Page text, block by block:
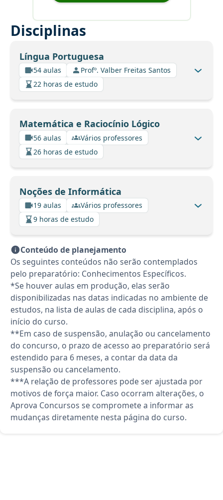
Disciplinas
Língua Portuguesa
54 aulas
Profº. Valber Freitas Santos
22 horas de estudo
Matemática e Raciocínio Lógico
56 aulas
Vários professores
26 horas de estudo
Noções de Informática
19 aulas
Vários professores
9 horas de estudo
Conteúdo de planejamento
Os seguintes conteúdos não serão contemplados
pelo preparatório: Conhecimentos Específicos.
*Se houver aulas em produção, elas serão
disponibilizadas nas datas indicadas no ambiente de
estudos, na lista de aulas de cada disciplina, após o
início do curso.
**Em caso de suspensão, anulação ou cancelamento
do concurso, o prazo de acesso ao preparatório será
estendido para 6 meses, a contar da data da
suspensão ou cancelamento.
***A relação de professores pode ser ajustada por
motivos de força maior. Caso ocorram alterações, o
Aprova Concursos se compromete a informar as
mudanças diretamente nesta página do curso.